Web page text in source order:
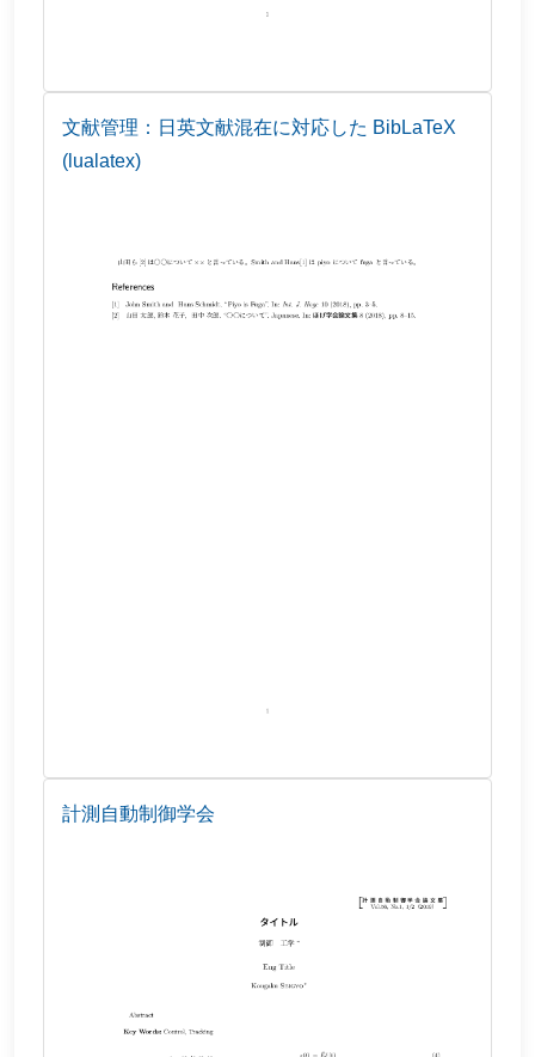
文献管理：日英文献混在に対応した BibLaTeX
(lualatex)
計測自動制御学会